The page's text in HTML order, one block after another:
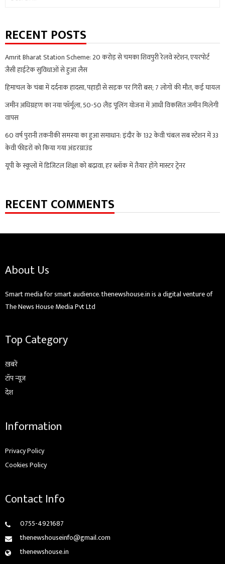
RECENT POSTS
Amrit Bharat Station Scheme: 20 करोड़ से चमका शिवपुरी रेलवे स्टेशन, एयरपोर्ट
जैसी हाईटेक सुविधाओं से हुआ लैस
हिमाचल के चंबा में दर्दनाक हादसा, पहाड़ी से सड़क पर गिरी बस; 7 लोगों की मौत, कई घायल
जमीन अधिग्रहण का नया फॉर्मूला, 50-50 लैंड पूलिंग योजना में आधी विकसित जमीन मिलेगी
वापस
60 वर्ष पुरानी तकनीकी समस्या का हुआ समाधान: इंदौर के 132 केवी चंबल सब स्टेशन में 33
केवी फीडरों को किया गया अंडरग्राउंड
यूपी के स्कूलों में डिजिटल शिक्षा को बढ़ावा, हर ब्लॉक में तैयार होंगे मास्टर ट्रेनर
RECENT COMMENTS
About Us
Smart media for smart audience. thenewshouse.in is a digital venture of
The News House Media Pvt Ltd
Top Category
ख़बरें
टॉप न्यूज़
देश
Information
Privacy Policy
Cookies Policy
Contact Info
0755-4921687
thenewshouseinfo@gmail.com
thenewshouse.in